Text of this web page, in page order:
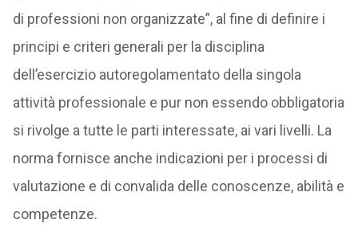
di professioni non organizzate”, al fine di definire i
principi e criteri generali per la disciplina
dell’esercizio autoregolamentato della singola
attività professionale e pur non essendo obbligatoria
si rivolge a tutte le parti interessate, ai vari livelli. La
norma fornisce anche indicazioni per i processi di
valutazione e di convalida delle conoscenze, abilità e
competenze.